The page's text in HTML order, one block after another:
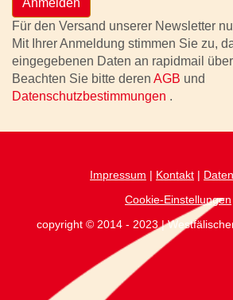
Für den Versand unserer Newsletter
Mit Ihrer Anmeldung stimmen Sie zu,
eingegebenen Daten an rapidmail
Beachten Sie bitte deren AGB und
Datenschutzbestimmungen .
Impressum | Kontakt |
Cookie-Einstellungen
copyright © 2014 - 2023 |